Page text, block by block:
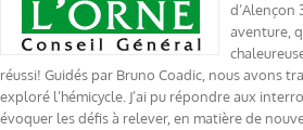
d’Alençon
aventure,
réussi! Guidés par Bruno Coadic, nous avons
exploré l’hémicycle. J’ai pu répondre aux
évoquer les défis à relever, en matière de